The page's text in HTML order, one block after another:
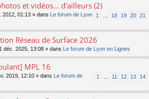
et vidéos... d'ailleurs (2)
1 18 19 20 21
2012, 01:13 » dans
Le forum de Lyon
Réseau de Surface 2026
déc. 2025, 13:08 » dans Le forum de Lyon en Lignes
MPL 16
1 11 12 13 14
2019, 12:10 » dans
Le forum de